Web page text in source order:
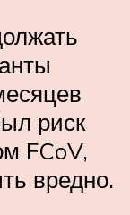
риск
FCoV,
вредно.